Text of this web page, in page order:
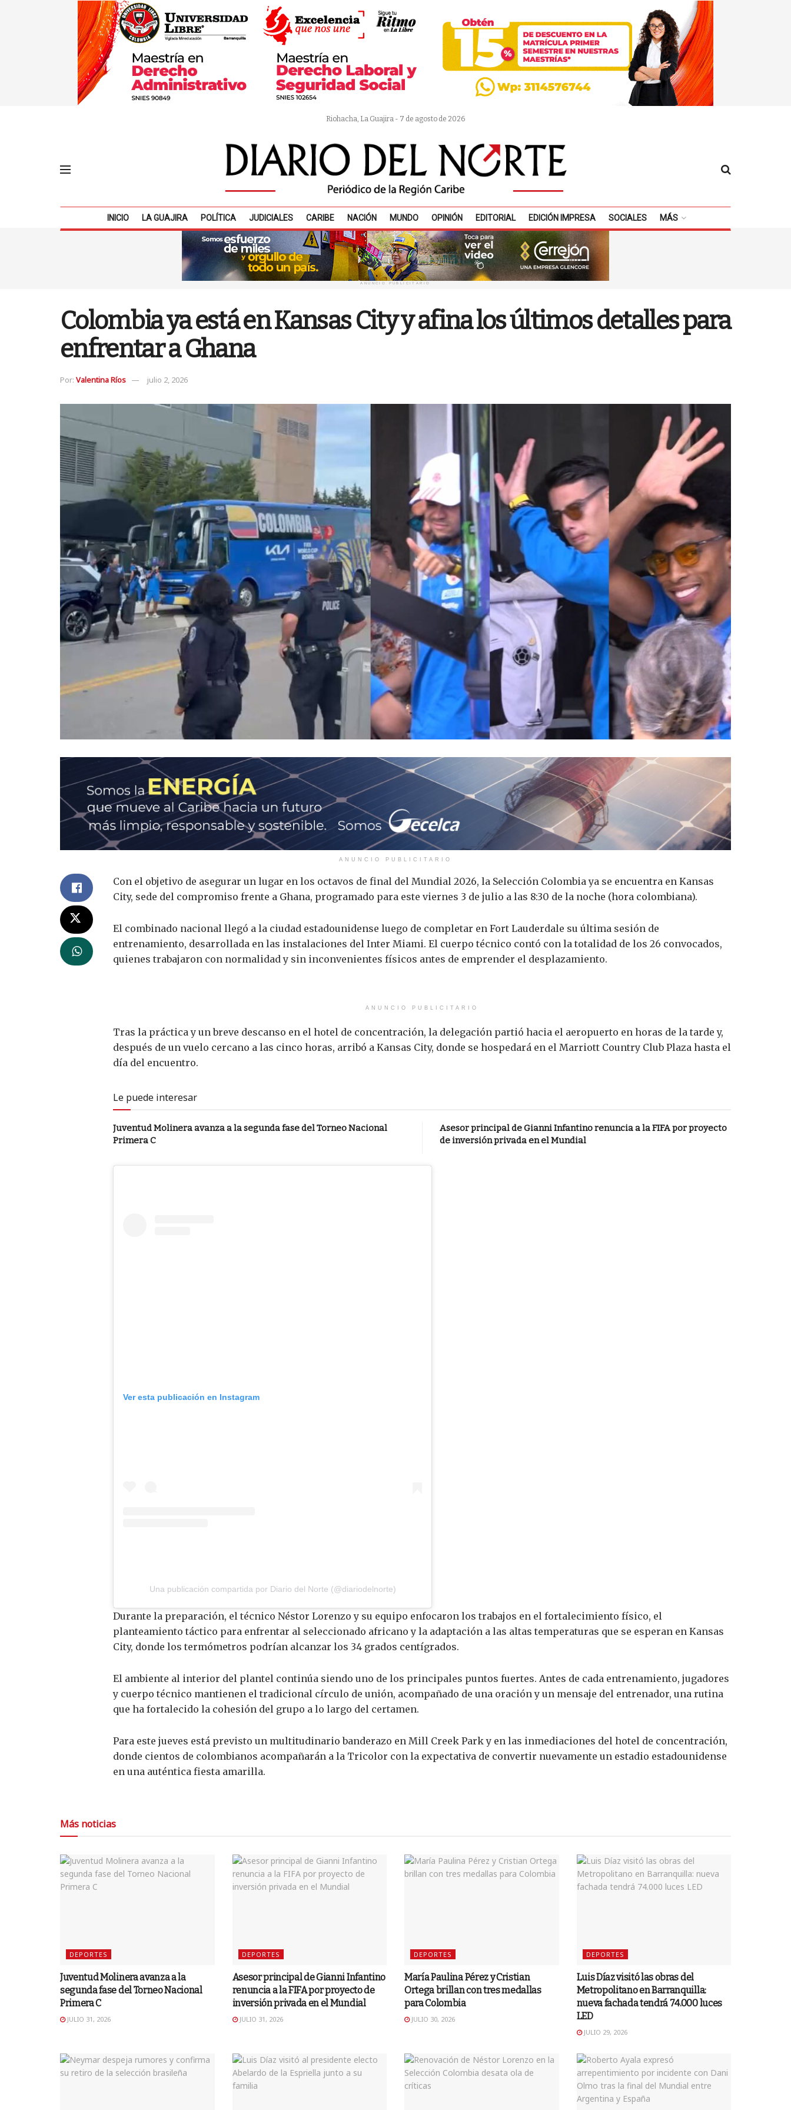
Riohacha, La Guajira - 7 de agosto de 2026
INICIO LA GUAJIRA POLÍTICA JUDICIALES CARIBE NACIÓN MUNDO OPINIÓN EDITORIAL EDICIÓN IMPRESA SOCIALES MÁS
ANUNCIO PUBLICITARIO
Colombia ya está en Kansas City y afina los últimos detalles para
enfrentar a Ghana
Por: Valentina Ríos julio 2, 2026
ANUNCIO PUBLICITARIO
Con el objetivo de asegurar un lugar en los octavos de final del Mundial 2026, la Selección Colombia ya se encuentra en Kansas
City, sede del compromiso frente a Ghana, programado para este viernes 3 de julio a las 8:30 de la noche (hora colombiana).
El combinado nacional llegó a la ciudad estadounidense luego de completar en Fort Lauderdale su última sesión de
entrenamiento, desarrollada en las instalaciones del Inter Miami. El cuerpo técnico contó con la totalidad de los 26 convocados,
quienes trabajaron con normalidad y sin inconvenientes físicos antes de emprender el desplazamiento.
ANUNCIO PUBLICITARIO
Tras la práctica y un breve descanso en el hotel de concentración, la delegación partió hacia el aeropuerto en horas de la tarde y,
después de un vuelo cercano a las cinco horas, arribó a Kansas City, donde se hospedará en el Marriott Country Club Plaza hasta el
día del encuentro.
Le puede interesar
Juventud Molinera avanza a la segunda fase del Torneo Nacional
Primera C
Asesor principal de Gianni Infantino renuncia a la FIFA por proyecto
de inversión privada en el Mundial
Ver esta publicación en Instagram
Una publicación compartida por Diario del Norte (@diariodelnorte)
Durante la preparación, el técnico Néstor Lorenzo y su equipo enfocaron los trabajos en el fortalecimiento físico, el
planteamiento táctico para enfrentar al seleccionado africano y la adaptación a las altas temperaturas que se esperan en Kansas
City, donde los termómetros podrían alcanzar los 34 grados centígrados.
El ambiente al interior del plantel continúa siendo uno de los principales puntos fuertes. Antes de cada entrenamiento, jugadores
y cuerpo técnico mantienen el tradicional círculo de unión, acompañado de una oración y un mensaje del entrenador, una rutina
que ha fortalecido la cohesión del grupo a lo largo del certamen.
Para este jueves está previsto un multitudinario banderazo en Mill Creek Park y en las inmediaciones del hotel de concentración,
donde cientos de colombianos acompañarán a la Tricolor con la expectativa de convertir nuevamente un estadio estadounidense
en una auténtica fiesta amarilla.
Más noticias
DEPORTES
Juventud Molinera avanza a la
segunda fase del Torneo Nacional
Primera C
JULIO 31, 2026
DEPORTES
Asesor principal de Gianni Infantino
renuncia a la FIFA por proyecto de
inversión privada en el Mundial
JULIO 31, 2026
DEPORTES
María Paulina Pérez y Cristian
Ortega brillan con tres medallas
para Colombia
JULIO 30, 2026
DEPORTES
Luis Díaz visitó las obras del
Metropolitano en Barranquilla:
nueva fachada tendrá 74.000 luces
LED
JULIO 29, 2026